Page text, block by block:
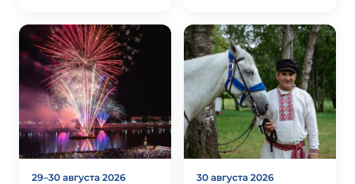
29–30 августа 2026 30 августа 2026